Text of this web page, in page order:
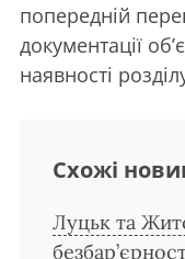
попередній
документації
наявності
Схожі
Луцьк та